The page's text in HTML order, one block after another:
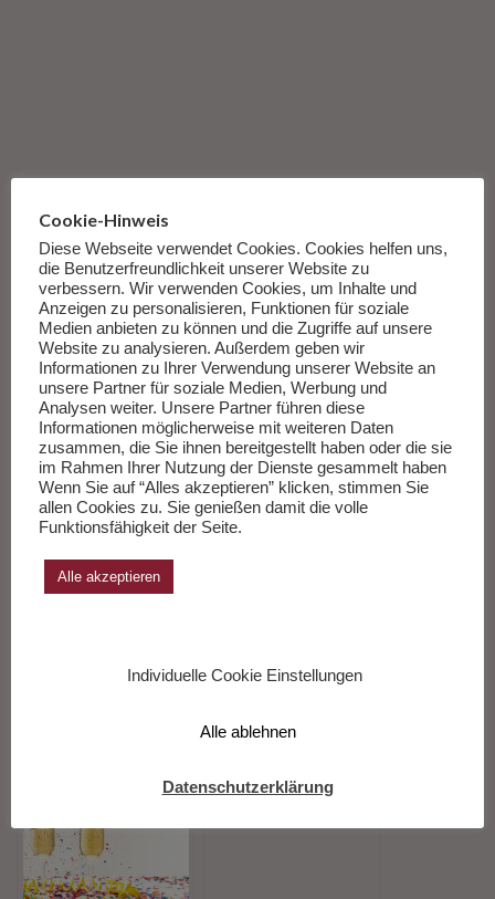
Vielleicht Auch Interessant
Valentinstag
Feuilletonscout
Stephan Reimertz
Cookie-Hinweis
Diese Webseite verwendet Cookies. Cookies helfen uns,
die Benutzerfreundlichkeit unserer Website zu
verbessern. Wir verwenden Cookies, um Inhalte und
Anzeigen zu personalisieren, Funktionen für soziale
Medien anbieten zu können und die Zugriffe auf unsere
Website zu analysieren. Außerdem geben wir
Informationen zu Ihrer Verwendung unserer Website an
unsere Partner für soziale Medien, Werbung und
Analysen weiter. Unsere Partner führen diese
Informationen möglicherweise mit weiteren Daten
zusammen, die Sie ihnen bereitgestellt haben oder die sie
im Rahmen Ihrer Nutzung der Dienste gesammelt haben
Wenn Sie auf “Alles akzeptieren” klicken, stimmen Sie
allen Cookies zu. Sie genießen damit die volle
Funktionsfähigkeit der Seite.
Alle akzeptieren
Individuelle Cookie Einstellungen
Alle ablehnen
Datenschutzerklärung